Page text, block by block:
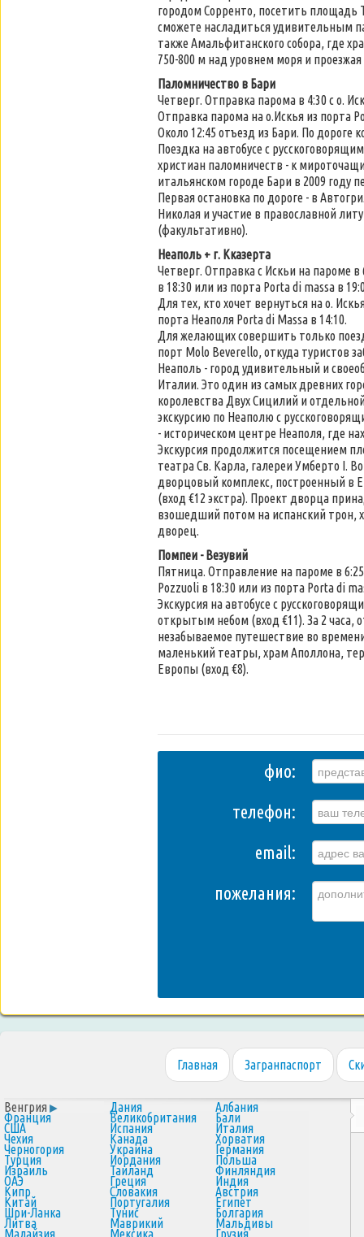
городом Сорренто, посетить площадь
сможете насладиться удивительным
также Амальфитанского собора, где
750-800 м над уровнем моря и
Паломничество в Бари
Четверг. Отправка парома в 4:30 с о.
Отправка парома на о.Искья из порта
Около 12:45 отъезд из Бари. По дороге
Поездка на автобусе с
христиан паломничеств - к
итальянском городе Бари в 2009 году
Первая остановка по дороге - в
Николая и участие в православной
(факультативно).
Неаполь + г. Кказерта
Четверг. Отправка с Искьи на пароме
в 18:30 или из порта Porta di massa в
Для тех, кто хочет вернуться на о.
порта Неаполя Porta di Massa в 14:10.
Для желающих совершить только
порт Molo Beverello, откуда туристов
Неаполь - город удивительный и
Италии. Это один из самых древних
королевства Двух Сицилий и
экскурсию по Неаполю с
- историческом центре Неаполя, где
Экскурсия продолжится посещением
театра Св. Карла, галереи Умберто I.
дворцовый комплекс, построенный в
(вход €12 экстра). Проект дворца
взошедший потом на испанский трон,
дворец.
Помпеи - Везувий
Пятница. Отправление на пароме в
Pozzuoli в 18:30 или из порта Porta di
Экскурсия на автобусе с
открытым небом (вход €11). За 2 часа,
незабываемое путешествие во
маленький театры, храм Аполлона,
Европы (вход €8).
фио:
телефон:
email:
пожелания:
Главная Загранпаспорт
Венгрия Дания Албания
Франция Великобритания Бали
США Испания Италия
Чехия Канада Хорватия
Черногория Украина Германия
Турция Иордания Польша
Израиль Таиланд Финляндия
ОАЭ Греция Индия
Кипр Словакия Австрия
Китай Португалия Египет
Шри-Ланка Тунис Болгария
Литва Маврикий Мальдивы
Малайзия Мексика Грузия